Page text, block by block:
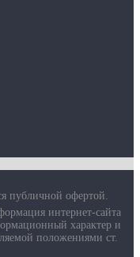
публичной офертой.
интернет-сайта
характер и
положениями ст.